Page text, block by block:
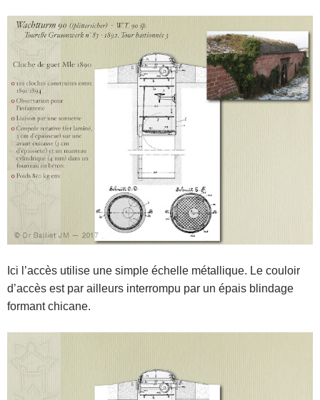
Ici l’accès utilise une simple échelle métallique. Le couloir
d’accès est par ailleurs interrompu par un épais blindage
formant chicane.